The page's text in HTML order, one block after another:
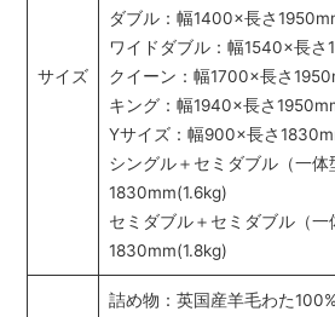
サイズ
ダブル：幅1400×長さ
ワイドダブル：幅1540×長さ
クイーン：幅1700×長さ
キング：幅1940×長さ
Yサイズ：幅900×長さ
シングル＋セミダブル（一
1830mm(1.6kg)
セミダブル＋セミダブル（
1830mm(1.8kg)
詰め物：英国産羊毛わた100%